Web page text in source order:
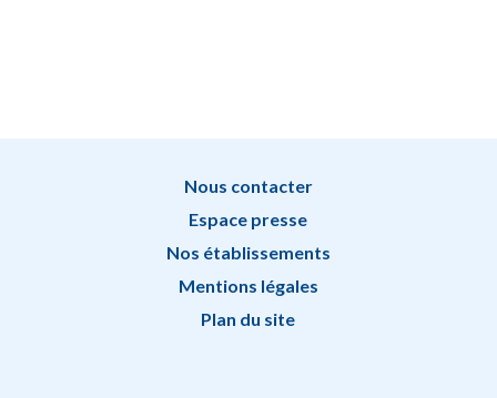
Nous contacter
Espace presse
Nos établissements
Mentions légales
Plan du site